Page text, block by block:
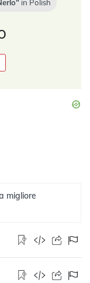
in Polish
migliore